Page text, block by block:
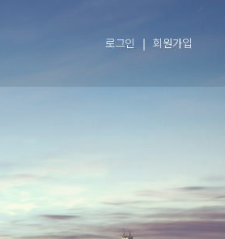
로그인 | 회원가입